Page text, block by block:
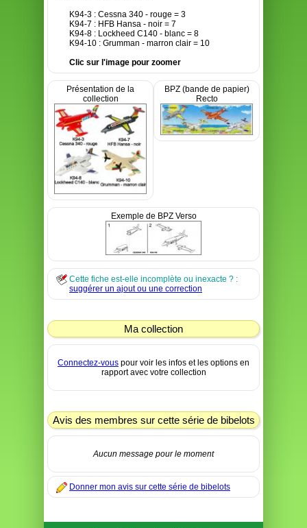
K94-3 : Cessna 340 - rouge = 3
K94-7 : HFB Hansa - noir = 7
K94-8 : Lockheed C140 - blanc = 8
K94-10 : Grumman - marron clair = 10
Clic sur l'image pour zoomer
Présentation de la
collection
BPZ (bande de papier)
Recto
Exemple de BPZ Verso
Cette fiche est-elle incomplète ou inexacte ? :
suggérer un ajout ou une correction
Ma collection
Connectez-vous pour voir les infos et les options en
rapport avec votre collection
Avis des membres sur cette série de bibelots
Aucun message pour le moment
Donner mon avis sur cette série de bibelots